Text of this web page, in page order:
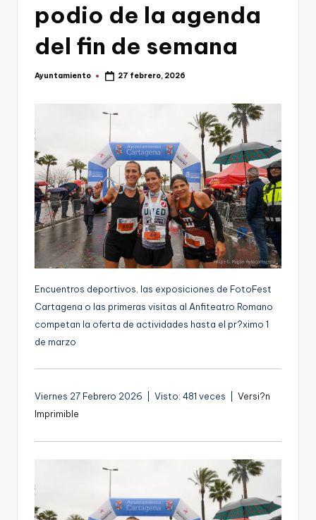
podio de la agenda
del fin de semana
Publicado
Ayuntamiento 27 febrero, 2026
Encuentros deportivos, las exposiciones de FotoFest
Cartagena o las primeras visitas al Anfiteatro Romano
competan la oferta de actividades hasta el pr?ximo 1
de marzo
Viernes 27 Febrero 2026 | Visto: 481 veces | Versi?n
Imprimible